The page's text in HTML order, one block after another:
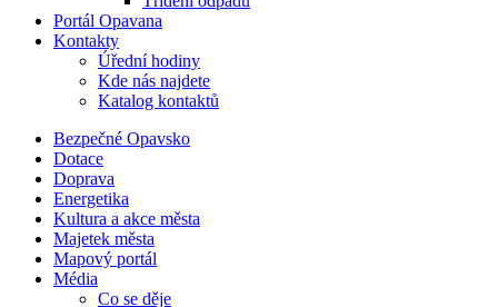
Portál Opavana
Kontakty
Úřední hodiny
Kde nás najdete
Katalog kontaktů
Bezpečné Opavsko
Dotace
Doprava
Energetika
Kultura a akce města
Majetek města
Mapový portál
Média
Co se děje